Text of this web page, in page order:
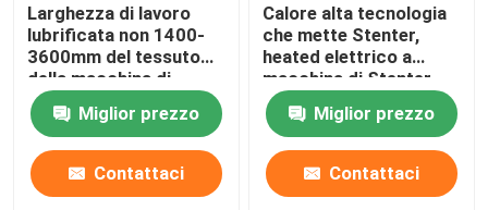
Larghezza di lavoro
lubrificata non 1400-
3600mm del tessuto
della macchina di
Stenter del tessuto
della ferroviaMiglior prezzo
Contattaci
Calore alta tecnologia
che mette Stenter,
heated elettrico a
macchina di Stenter
del tessuto
Miglior prezzo
Contattaci